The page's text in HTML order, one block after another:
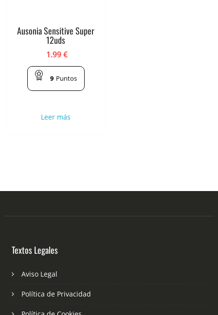
Ausonia Sensitive Super
12uds
1.99€
9 Puntos
Leer más
Textos Legales
Aviso Legal
Política de Privacidad